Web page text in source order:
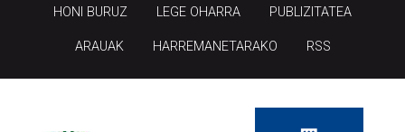
HONI BURUZ LEGE OHARRA PUBLIZITATEA
ARAUAK HARREMANETARAKO RSS